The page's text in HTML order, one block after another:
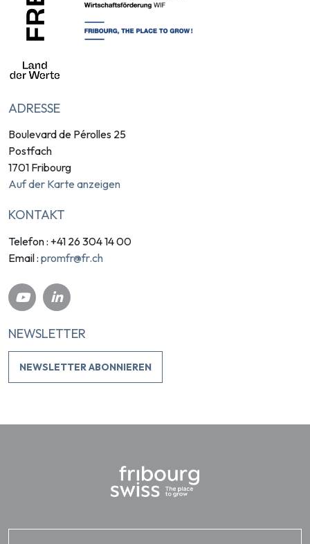
ADRESSE
Boulevard de Pérolles 25
Postfach
1701 Fribourg
Auf der Karte anzeigen
KONTAKT
Telefon : +41 26 304 14 00
Email : promfr@fr.ch
NEWSLETTER
NEWSLETTER ABONNIEREN